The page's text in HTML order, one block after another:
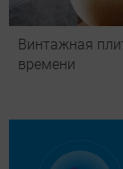
Винтажная
времени